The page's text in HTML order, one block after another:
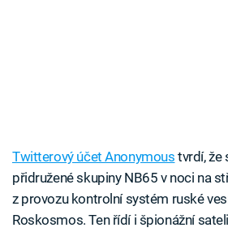
Twitterový účet Anonymous tvrdí, že
přidružené skupiny NB65 v noci na
z provozu kontrolní systém ruské
Roskosmos. Ten řídí i špionážní